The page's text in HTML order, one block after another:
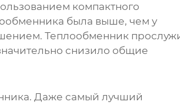
компактного
была выше, чем у
Теплообменник
снизило общие
Даже самый лучший